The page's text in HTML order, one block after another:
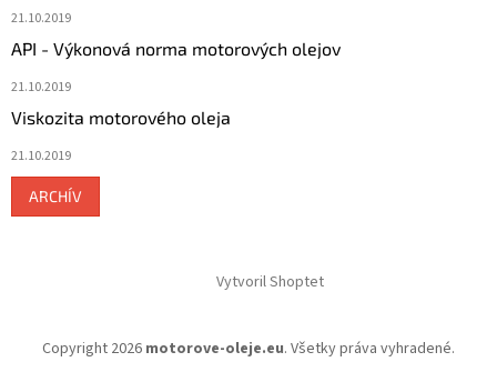
21.10.2019
API - Výkonová norma motorových olejov
21.10.2019
Viskozita motorového oleja
21.10.2019
ARCHÍV
Vytvoril Shoptet
Copyright 2026 motorove-oleje.eu. Všetky práva vyhradené.